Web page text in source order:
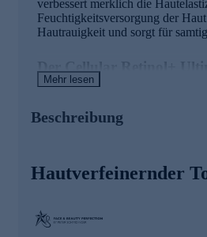
verbessert merklich die
Feuchtigkeitsversorgung der
Hautrauigkeit und sorgt für
besteht aus:
GRANACTIVE RETINOID
Kann die Hauterneuerung
Optische Reduzierung der
Mehr lesen
Beschreibung
Hautverfeinernder